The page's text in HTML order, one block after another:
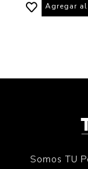
Agregar
Somos TU